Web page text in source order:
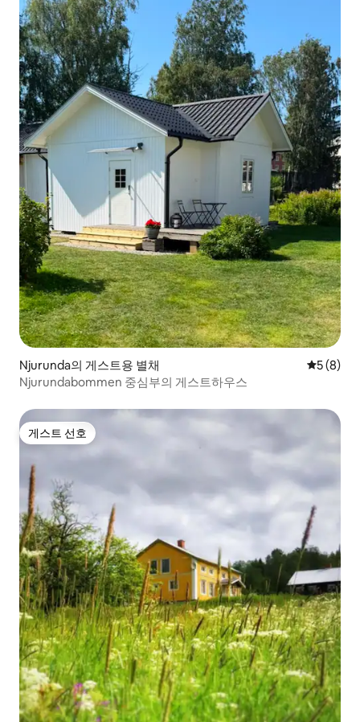
Njurunda의 게스트용 별채 평점 5점
5 (8)
Njurundabommen 중심부의 게스트하우스
게스트 선호
게스트 선호